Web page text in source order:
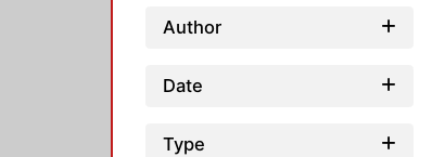
Author
Date
Type